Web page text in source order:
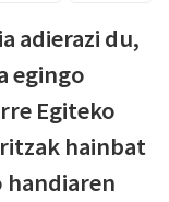
adierazi du,
egingo
Egiteko
hainbat
handiaren